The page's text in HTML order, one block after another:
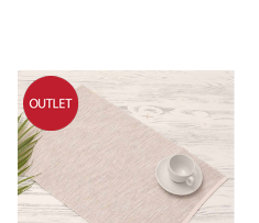
Dodaj u korpu